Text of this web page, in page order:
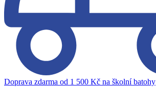
Doprava zdarma od 1 500 Kč na školní batohy